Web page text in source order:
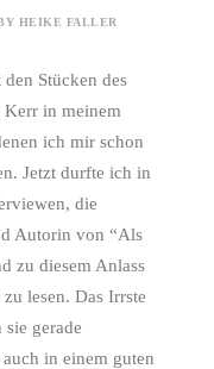
HEIKE FALLER
Stücken des
in meinem
ich mir schon
Jetzt durfte ich in
die
Autorin von “Als
zu diesem Anlass
lesen. Das Irrste
gerade
in einem guten